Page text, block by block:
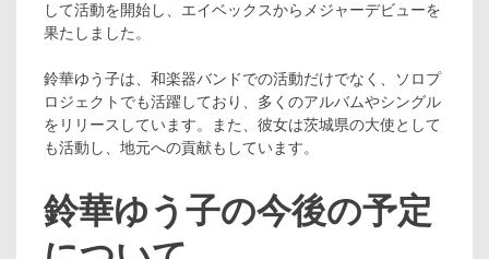
して活動を開始し、エイベックスからメジャーデビューを
果たしました。
鈴華ゆう子は、和楽器バンドでの活動だけでなく、ソロプ
ロジェクトでも活躍しており、多くのアルバムやシングル
をリリースしています。また、彼女は茨城県の大使として
も活動し、地元への貢献もしています。
鈴華ゆう子の今後の予定